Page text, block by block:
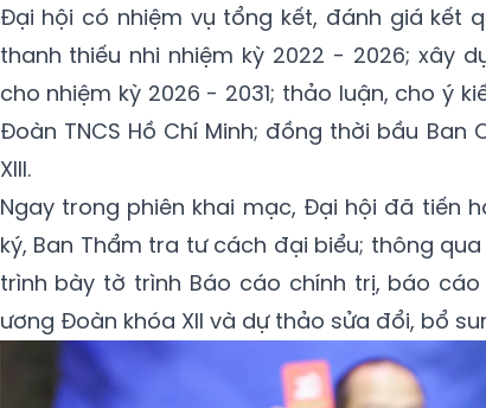
Đại hội có nhiệm vụ tổng kết, đánh giá kết
thanh thiếu nhi nhiệm kỳ 2022 - 2026; xây
cho nhiệm kỳ 2026 - 2031; thảo luận, cho ý
Đoàn TNCS Hồ Chí Minh; đồng thời bầu
XIII.
Ngay trong phiên khai mạc, Đại hội đã tiến
ký, Ban Thẩm tra tư cách đại biểu; thông
trình bày tờ trình Báo cáo chính trị, báo
ương Đoàn khóa XII và dự thảo sửa đổi, bổ